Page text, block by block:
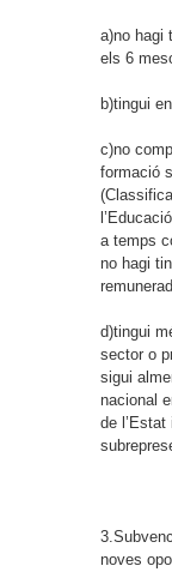
a)no hagi
els 6
b)tingui
c)no
formació
a temps
no hagi
d)tingui
sector o
sigui
nacional
de l’Estat
noves